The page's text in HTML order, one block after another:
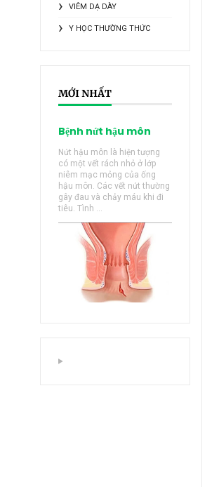
VIÊM DẠ DÀY
Y HỌC THƯỜNG THỨC
MỚI NHẤT
Bệnh nứt hậu môn
Nứt hậu môn là hiện tượng
có một vết rách nhỏ ở lớp
niêm mạc mỏng của ống
hậu môn. Các vết nứt thường
gây đau và chảy máu khi đi
tiêu. Tình ...